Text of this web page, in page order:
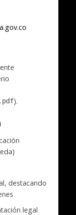
).
destacando
legal